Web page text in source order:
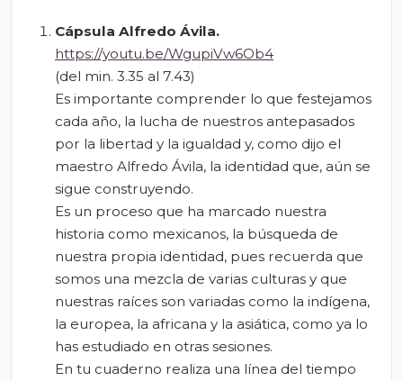
Cápsula Alfredo Ávila.
https://youtu.be/WgupiVw6Ob4
(del min. 3.35 al 7.43)
Es importante comprender lo que festejamos
cada año, la lucha de nuestros antepasados
por la libertad y la igualdad y, como dijo el
maestro Alfredo Ávila, la identidad que, aún se
sigue construyendo.
Es un proceso que ha marcado nuestra
historia como mexicanos, la búsqueda de
nuestra propia identidad, pues recuerda que
somos una mezcla de varias culturas y que
nuestras raíces son variadas como la indígena,
la europea, la africana y la asiática, como ya lo
has estudiado en otras sesiones.
En tu cuaderno realiza una línea del tiempo